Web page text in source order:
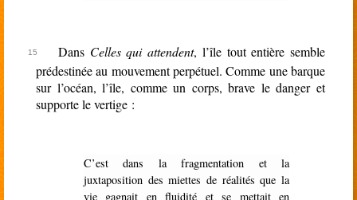
Dans Celles qui attendent, l’île tout entière semble
prédestinée au mouvement perpétuel. Comme une barque
sur l’océan, l’île, comme un corps, brave le danger et
supporte le vertige :
C’est dans la fragmentation et la
juxtaposition des miettes de réalités que la
vie gagnait en fluidité et se mettait en